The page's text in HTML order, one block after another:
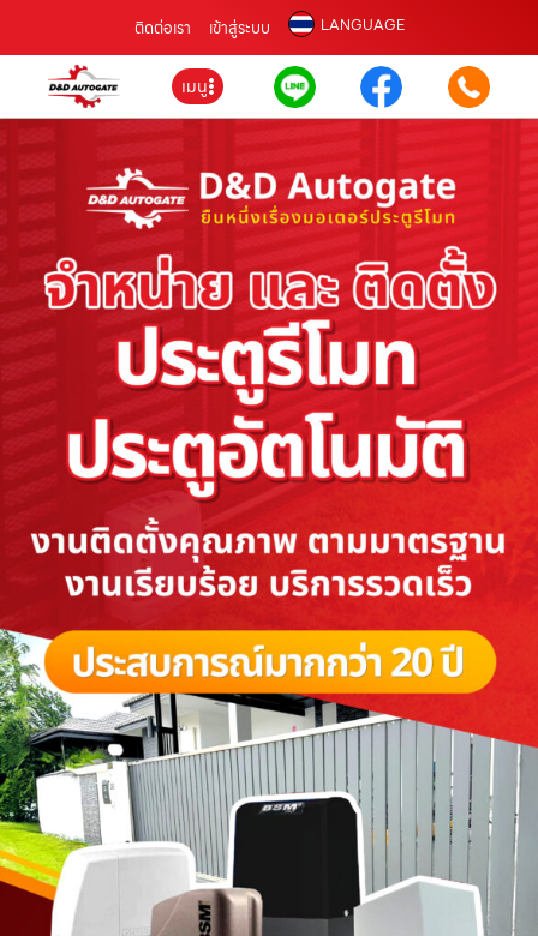
ติดต่อเรา เข้าสู่ระบบ LANGUAGE
เมนู